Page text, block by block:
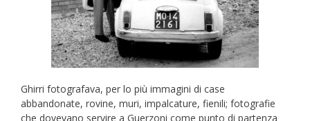
Ghirri fotografava, per lo più immagini di case
abbandonate, rovine, muri, impalcature, fienili; fotografie
che dovevano servire a Guerzoni come punto di partenza